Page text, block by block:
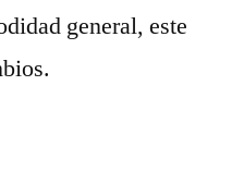
general, este